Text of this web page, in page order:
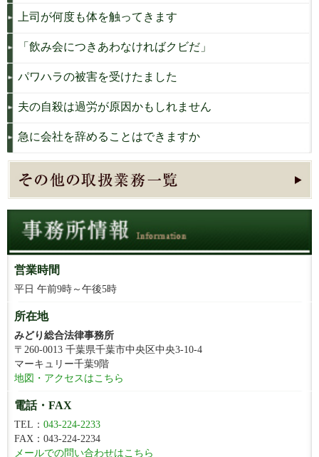
上司が何度も体を触ってきます
「飲み会につきあわなければクビだ」
パワハラの被害を受けたました
夫の自殺は過労が原因かもしれません
急に会社を辞めることはできますか
営業時間
平日 午前9時～午後5時
所在地
みどり総合法律事務所
〒260-0013 千葉県千葉市中央区中央3-10-4
マーキュリー千葉9階
地図・アクセスはこちら
電話・FAX
TEL： 043-224-2233
FAX：043-224-2234
メールでの問い合わせはこちら